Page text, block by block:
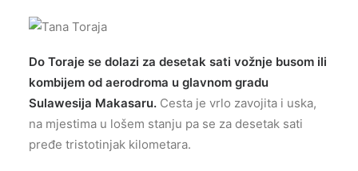
Do Toraje se dolazi za desetak sati vožnje busom ili
kombijem od aerodroma u glavnom gradu
Sulawesija Makasaru. Cesta je vrlo zavojita i uska,
na mjestima u lošem stanju pa se za desetak sati
pređe tristotinjak kilometara.